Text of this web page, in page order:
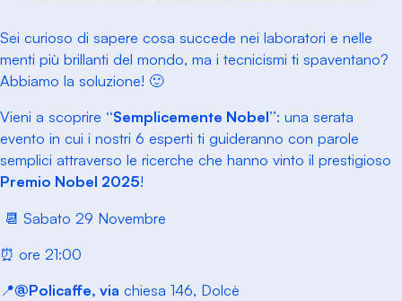
Sei curioso di sapere cosa succede nei laboratori e nelle
menti più brillanti del mondo, ma i tecnicismi ti spaventano?
Abbiamo la soluzione! 🙂
Vieni a scoprire “Semplicemente Nobel”: una serata
evento in cui i nostri 6 esperti ti guideranno con parole
semplici attraverso le ricerche che hanno vinto il prestigioso
Premio Nobel 2025!
📆 Sabato 29 Novembre
⏰ ore 21:00
📍@Policaffe, via chiesa 146, Dolcè